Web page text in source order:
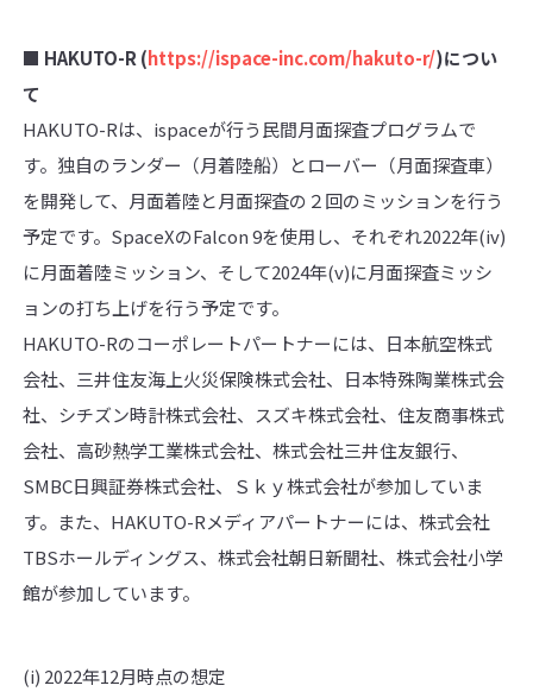
■ HAKUTO-R (https://ispace-inc.com/hakuto-r/)につい
て
HAKUTO-Rは、ispaceが行う民間月面探査プログラムで
す。独自のランダー（月着陸船）とローバー（月面探査車）
を開発して、月面着陸と月面探査の２回のミッションを行う
予定です。SpaceXのFalcon 9を使用し、それぞれ2022年(iv)
に月面着陸ミッション、そして2024年(v)に月面探査ミッシ
ョンの打ち上げを行う予定です。
HAKUTO-Rのコーポレートパートナーには、日本航空株式
会社、三井住友海上火災保険株式会社、日本特殊陶業株式会
社、シチズン時計株式会社、スズキ株式会社、住友商事株式
会社、高砂熱学工業株式会社、株式会社三井住友銀行、
SMBC日興証券株式会社、Ｓｋｙ株式会社が参加していま
す。また、HAKUTO-Rメディアパートナーには、株式会社
TBSホールディングス、株式会社朝日新聞社、株式会社小学
館が参加しています。
(i) 2022年12月時点の想定